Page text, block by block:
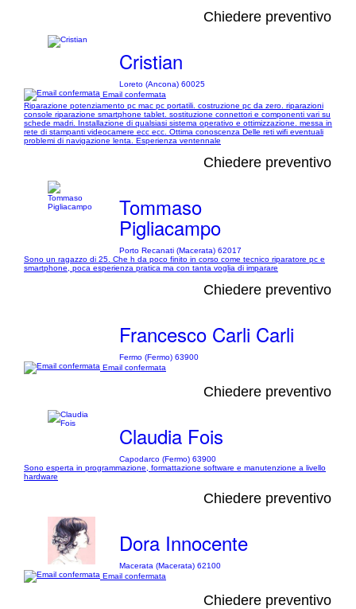
Chiedere preventivo
Cristian
Loreto (Ancona) 60025
Email confermata
Riparazione potenziamento pc mac pc portatili. costruzione pc da zero. riparazioni
console riparazione smartphone tablet. sostituzione connettori e componenti vari su
schede madri. Installazione di qualsiasi sistema operativo e ottimizzazione. messa in
rete di stampanti videocamere ecc ecc. Ottima conoscenza Delle reti wifi eventuali
problemi di navigazione lenta. Esperienza ventennale
Chiedere preventivo
Tommaso
Pigliacampo
Porto Recanati (Macerata) 62017
Sono un ragazzo di 25. Che h da poco finito in corso come tecnico riparatore pc e
smartphone, poca esperienza pratica ma con tanta voglia di imparare
Chiedere preventivo
Francesco Carli Carli
Fermo (Fermo) 63900
Email confermata
Chiedere preventivo
Claudia Fois
Capodarco (Fermo) 63900
Sono esperta in programmazione, formattazione software e manutenzione a livello
hardware
Chiedere preventivo
Dora Innocente
Macerata (Macerata) 62100
Email confermata
Chiedere preventivo